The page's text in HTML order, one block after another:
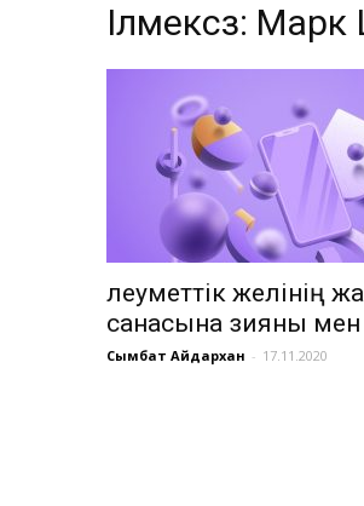
Ілмексөз:
Әлеуметтік желінің
санасына зияны
Сымбат Айдархан - 17.11.2020